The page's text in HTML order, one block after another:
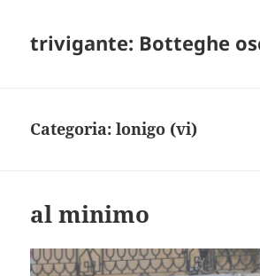
trivigante: Botteghe
Categoria:lonigo (vi)
al minimo